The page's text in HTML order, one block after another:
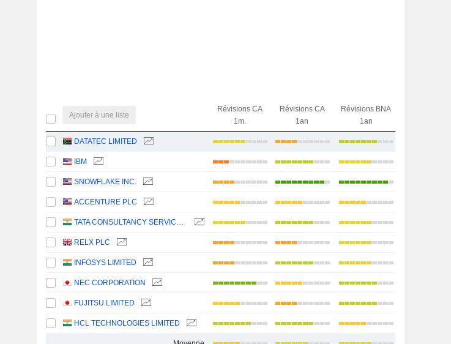
Ajouter à une liste
Révisions CA
1m.
Révisions CA
1an
Révisions BNA
1an
DATATEC LIMITED
IBM
SNOWFLAKE INC.
ACCENTURE PLC
TATA CONSULTANCY SERVICES LTD.
RELX PLC
INFOSYS LIMITED
NEC CORPORATION
FUJITSU LIMITED
HCL TECHNOLOGIES LIMITED